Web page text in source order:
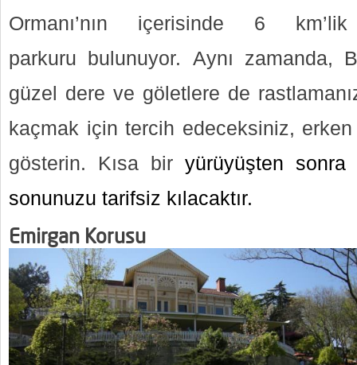
Ormanı’nın içerisinde 6
parkuru bulunuyor. Aynı zamanda,
güzel dere ve göletlere de
kaçmak için tercih edeceksiniz,
gösterin. Kısa bir yürüyüşten
sonunuzu tarifsiz kılacaktır.
Emirgan Korusu